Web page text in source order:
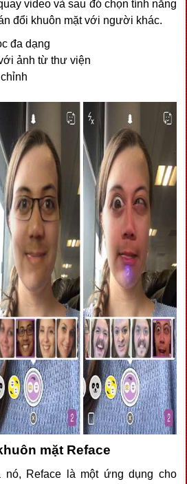
video và sau đó chọn tính năng
đổi khuôn mặt với người khác.
đa dạng
ảnh từ thư viện
mặt Reface
Reface là một ứng dụng cho